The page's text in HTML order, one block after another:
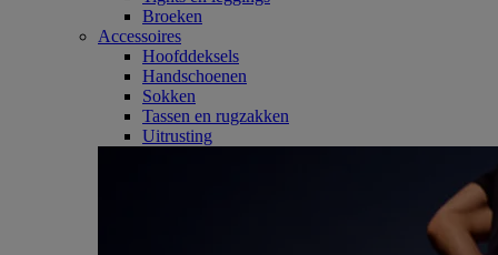
Broeken
Accessoires
Hoofddeksels
Handschoenen
Sokken
Tassen en rugzakken
Uitrusting